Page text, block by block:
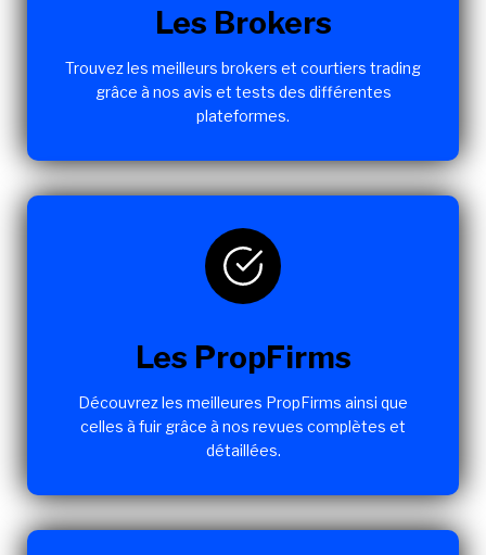
Les Brokers
Trouvez les meilleurs brokers et courtiers trading
grâce à nos avis et tests des différentes
plateformes.
Les PropFirms
Découvrez les meilleures PropFirms ainsi que
celles à fuir grâce à nos revues complètes et
détaillées.